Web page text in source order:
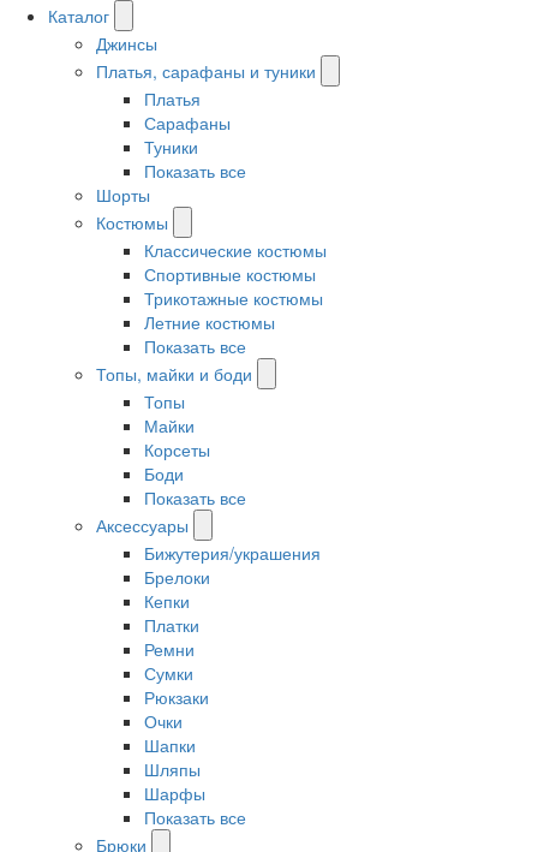
Каталог
Джинсы
Платья, сарафаны и туники
Платья
Сарафаны
Туники
Показать все
Шорты
Костюмы
Классические костюмы
Спортивные костюмы
Трикотажные костюмы
Летние костюмы
Показать все
Топы, майки и боди
Топы
Майки
Корсеты
Боди
Показать все
Аксессуары
Бижутерия/украшения
Брелоки
Кепки
Платки
Ремни
Сумки
Рюкзаки
Очки
Шапки
Шляпы
Шарфы
Показать все
Брюки